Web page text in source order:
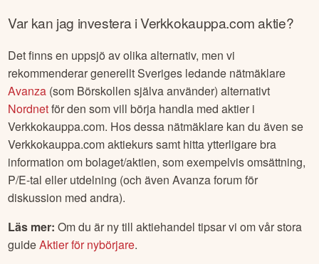
Var kan jag investera iVerkkokauppa.comaktie?
Det finns en uppsjö av olika alternativ, men vi
rekommenderar generellt Sveriges ledande nätmäklare
Avanza (som Börskollen själva använder) alternativt
Nordnetför den som vill börja handla med aktier i
Verkkokauppa.com. Hos dessa nätmäklare kan du även se
Verkkokauppa.comaktiekurs samt hitta ytterligare bra
information om bolaget/aktien, som exempelvis omsättning,
P/E-tal eller utdelning (och även Avanza forum för
diskussion med andra).
Läs mer: Om du är ny till aktiehandel tipsar vi om vår stora
guideAktier för nybörjare.